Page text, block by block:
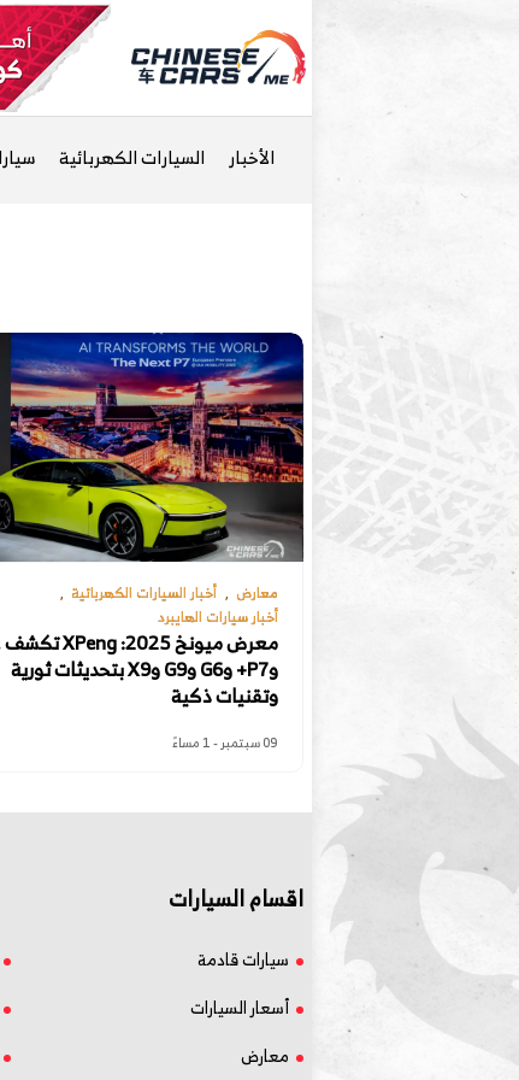
الأخبار السيارات الكهربائية
معارض
أخبار السيارات الكهربائية
أخبار سيارات الهايبرد
وP7+ وG6 وG9 وX9 بتحديثات ثورية
وتقنيات ذكية
09 سبتمبر - 1 مساءً
اقسام السيارات
سيارات قادمة
أسعار السيارات
معارض